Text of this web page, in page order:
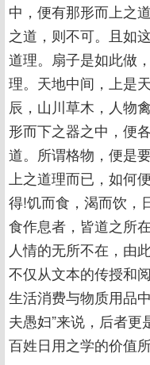
中，便有那形而上之
之道，则不可。且如
道理。扇子是如此做
理。天地中间，上是
辰，山川草木，人物
形而下之器之中，便
道。所谓格物，便是
上之道理而已，如何
得!饥而食，渴而饮，
食作息者，皆道之所
人情的无所不在，由
不仅从文本的传授和
生活消费与物质用品
夫愚妇”来说，后者
百姓日用之学的价值所